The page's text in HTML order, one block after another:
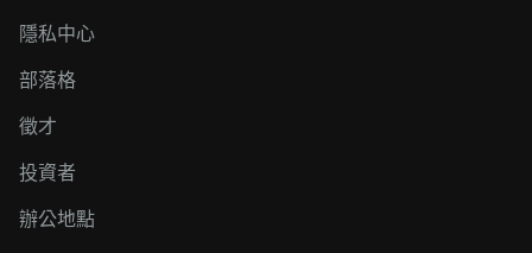
隱私中心
部落格
徵才
投資者
辦公地點